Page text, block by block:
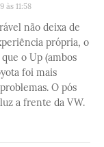
às 11:58
não deixa de
própria, o
o Up (ambos
foi mais
O pós
a frente da VW.